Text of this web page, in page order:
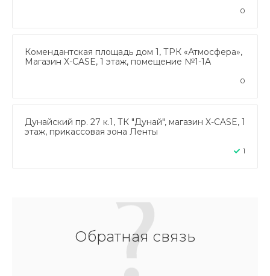
0
Комендантская площадь дом 1, ТРК «Атмосфера»,
Магазин X-CASE, 1 этаж, помещение №1-1А
0
Дунайский пр. 27 к.1, ТК "Дунай", магазин X-CASE, 1
этаж, прикассовая зона Ленты
1
Обратная связь